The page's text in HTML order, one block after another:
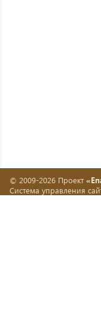
© 2009-2026 Проект
Система управления